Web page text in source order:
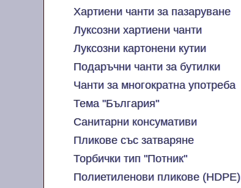
Хартиени чанти за пазаруване
Луксозни хартиени чанти
Луксозни картонени кутии
Подаръчни чанти за бутилки
Чанти за многократна употреба
Тема "България"
Санитарни консумативи
Пликове със затваряне
Торбички тип "Потник"
Полиетиленови пликове (HDPE)